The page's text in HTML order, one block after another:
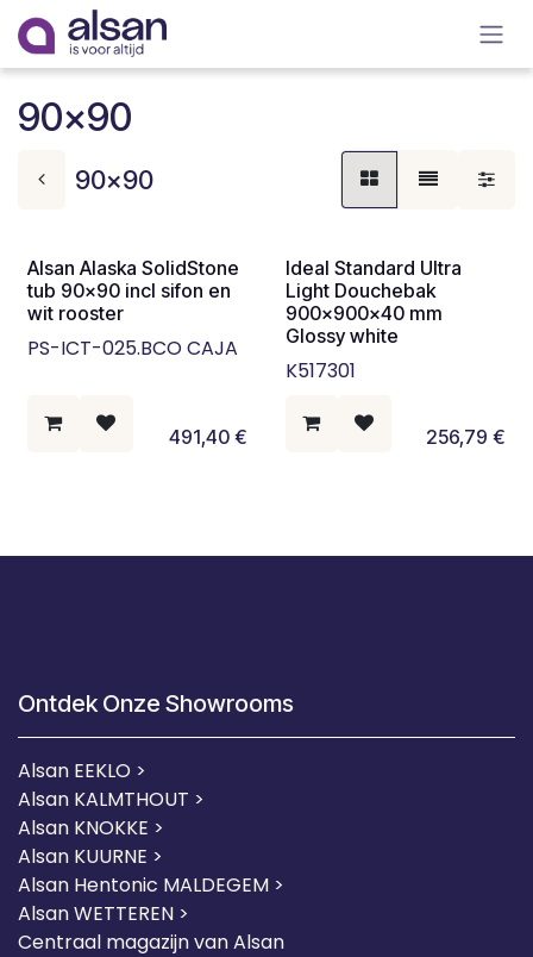
Overslaan naar inhoud
90x90
90x90
Alsan Alaska SolidStone
tub 90x90 incl sifon en
wit rooster
PS-ICT-025.BCO CAJA
491,40€
Ideal Standard Ultra
Light Douchebak
900x900x40 mm
Glossy white
K517301
256,79 €
Ontdek Onze Showrooms
Alsan EEKLO >
Alsan KALMTHOUT >
Alsan KNOKKE >
Alsan KUURNE >
Alsan Hentonic MALDEGEM >
Alsan WETTEREN >
Centraal magazijn van Alsan